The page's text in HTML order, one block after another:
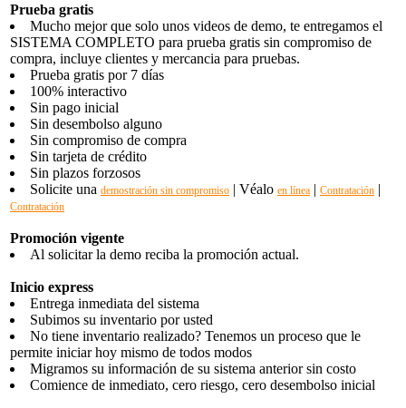
Prueba gratis
Mucho mejor que solo unos videos de demo, te entregamos el
SISTEMA COMPLETO para prueba gratis sin compromiso de
compra, incluye clientes y mercancia para pruebas.
Prueba gratis por 7 días
100% interactivo
Sin pago inicial
Sin desembolso alguno
Sin compromiso de compra
Sin tarjeta de crédito
Sin plazos forzosos
Solicite una demostración sin compromiso | Véalo en línea | Contratación |
Contratación
Promoción vigente
Al solicitar la demo reciba la promoción actual.
Inicio express
Entrega inmediata del sistema
Subimos su inventario por usted
No tiene inventario realizado? Tenemos un proceso que le
permite iniciar hoy mismo de todos modos
Migramos su información de su sistema anterior sin costo
Comience de inmediato, cero riesgo, cero desembolso inicial